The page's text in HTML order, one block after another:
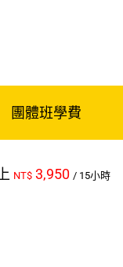
團體班學費
NT$3,950 / 15小時